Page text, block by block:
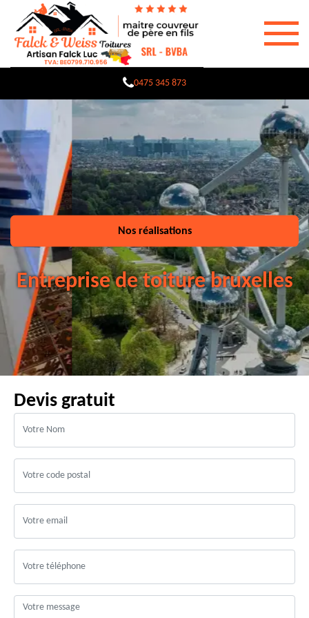
0475 345 873
Nos réalisations
Entreprise de toiture bruxelles
Devis gratuit